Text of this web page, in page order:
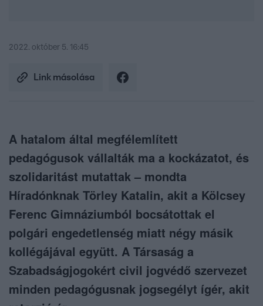
2022. október 5. 16:45
Link másolása
A hatalom által megfélemlített
pedagógusok vállalták ma a kockázatot, és
szolidaritást mutattak – mondta
Híradónknak Törley Katalin, akit a Kölcsey
Ferenc Gimnáziumból bocsátottak el
polgári engedetlenség miatt négy másik
kollégájával együtt. A Társaság a
Szabadságjogokért civil jogvédő szervezet
minden pedagógusnak jogsegélyt ígér, akit